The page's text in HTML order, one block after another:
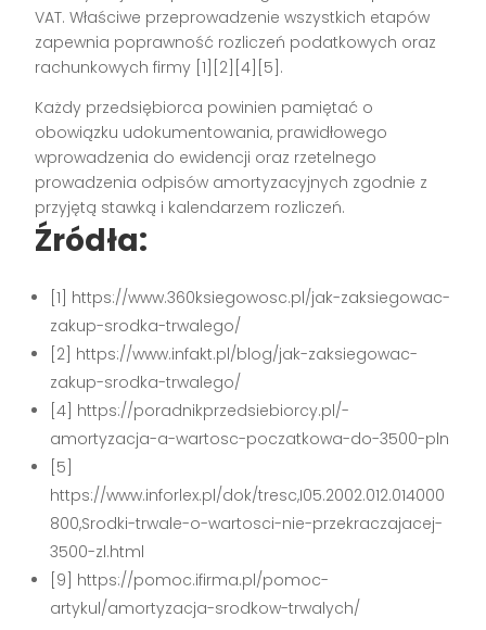
VAT. Właściwe przeprowadzenie wszystkich etapów
zapewnia poprawność rozliczeń podatkowych oraz
rachunkowych firmy [1][2][4][5] .
Każdy przedsiębiorca powinien pamiętać o
obowiązku udokumentowania, prawidłowego
wprowadzenia do ewidencji oraz rzetelnego
prowadzenia odpisów amortyzacyjnych zgodnie z
przyjętą stawką i kalendarzem rozliczeń.
Źródła:
[1] https://www.360ksiegowosc.pl/jak-zaksiegowac-
zakup-srodka-trwalego/
[2] https://www.infakt.pl/blog/jak-zaksiegowac-
zakup-srodka-trwalego/
[4] https://poradnikprzedsiebiorcy.pl/-
amortyzacja-a-wartosc-poczatkowa-do-3500-pln
[5]
https://www.inforlex.pl/dok/tresc,I05.2002.012.014000
800,Srodki-trwale-o-wartosci-nie-przekraczajacej-
3500-zl.html
[9] https://pomoc.ifirma.pl/pomoc-
artykul/amortyzacja-srodkow-trwalych/